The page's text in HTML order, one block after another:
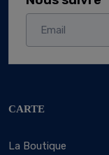
CARTE
La Boutique